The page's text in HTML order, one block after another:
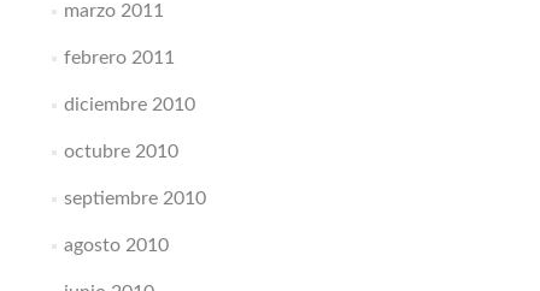
marzo 2011
febrero 2011
diciembre 2010
octubre 2010
septiembre 2010
agosto 2010